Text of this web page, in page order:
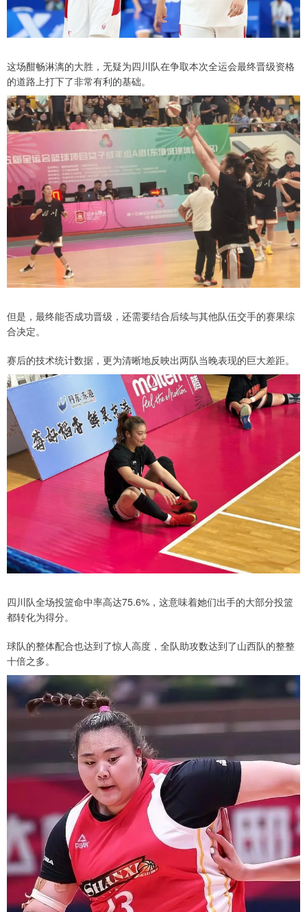
这场酣畅淋漓的大胜，无疑为四川队在争取本次全运会最终晋级资格
的道路上打下了非常有利的基础。
但是，最终能否成功晋级，还需要结合后续与其他队伍交手的赛果综
合决定。
赛后的技术统计数据，更为清晰地反映出两队当晚表现的巨大差距。
四川队全场投篮命中率高达75.6%，这意味着她们出手的大部分投篮
都转化为得分。
球队的整体配合也达到了惊人高度，全队助攻数达到了山西队的整整
十倍之多。